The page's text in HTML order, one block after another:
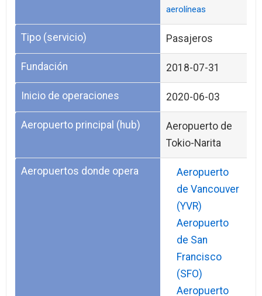
aerolíneas
Tipo (servicio) Pasajeros
Fundación 2018-07-31
Inicio de operaciones 2020-06-03
Aeropuerto principal (hub)
Aeropuerto de
Tokio-Narita
Aeropuertos donde opera
Aeropuerto
de Vancouver
(YVR)
Aeropuerto
de San
Francisco
(SFO)
Aeropuerto